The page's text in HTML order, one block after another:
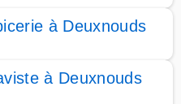
à Deuxnouds
à Deuxnouds